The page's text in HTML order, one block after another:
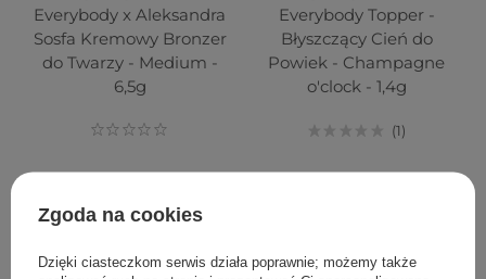
Everybody x Aleksandra
Sosfa Kremowy Bronzer
do Twarzy - Medium -
6,5g
Everybody Topper -
Błyszczący Cień do
Powiek - Champagne
o'clock - 1,4g
1
Zgoda na cookies
Dzięki ciasteczkom serwis działa poprawnie; możemy także